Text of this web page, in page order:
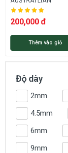
200,000 đ
Thêm vào giỏ
Độ dày
2mm
4.5mm
6mm
9mm